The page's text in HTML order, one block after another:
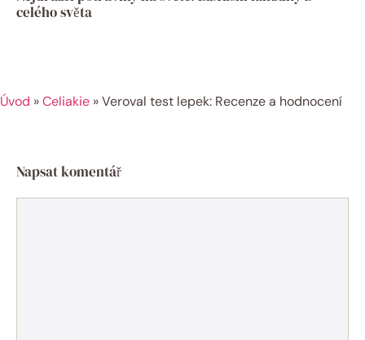
celého světa
Úvod »Celiakie »Veroval test lepek: Recenze a hodnocení
Napsat komentář